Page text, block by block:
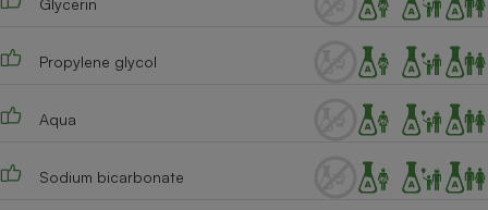
Glycerin
Propylene glycol
Aqua
Sodium bicarbonate
induction
Climatiseur -
Ventilateur